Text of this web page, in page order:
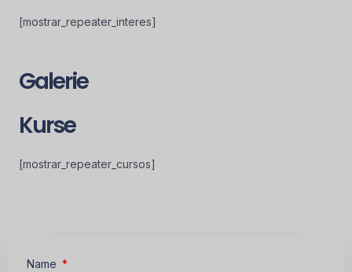
[mostrar_repeater_interes]
Galerie
Kurse
[mostrar_repeater_cursos]
Name